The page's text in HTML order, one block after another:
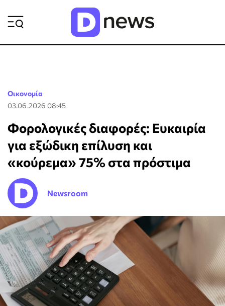
Οικονομία
03.06.2026 08:45
Φορολογικές διαφορές: Ευκαιρία
για εξώδικη επίλυση και
«κούρεμα» 75% στα πρόστιμα
Newsroom